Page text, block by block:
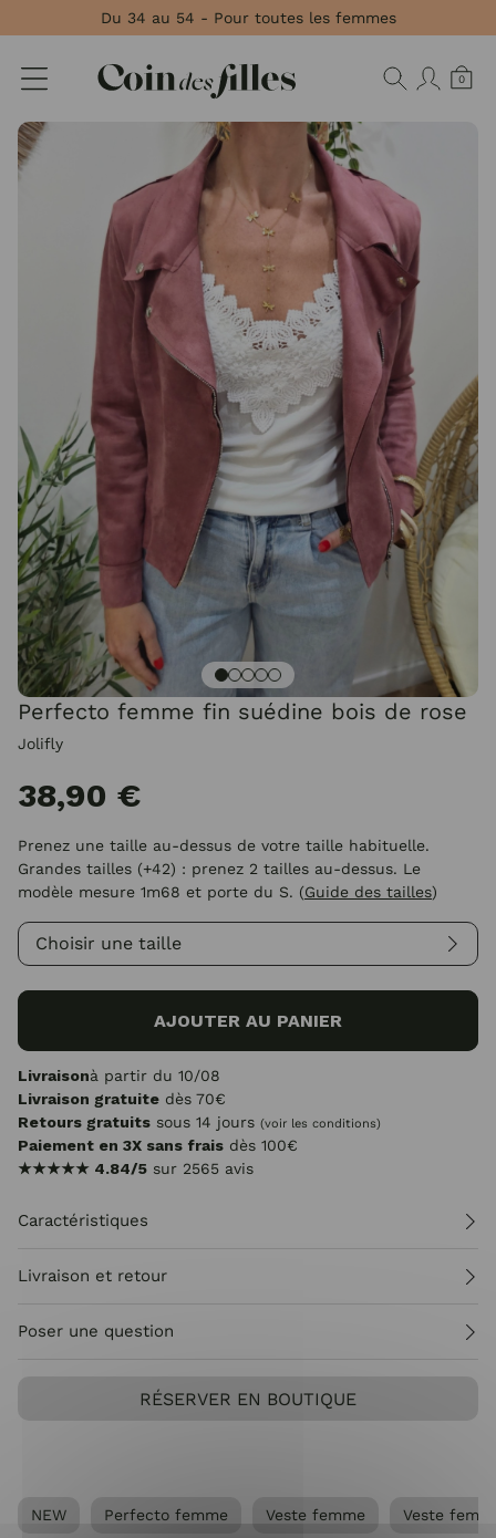
Du 34 au 54 - Pour toutes les femmes
0
Perfecto femme fin suédine bois de rose
Jolifly
38,90 €
Prenez une taille au-dessus de votre taille habituelle.
Grandes tailles (+42) : prenez 2 tailles au-dessus. Le
modèle mesure 1m68 et porte du S. (Guide des tailles)
Choisir une taille
AJOUTER AU PANIER
Livraisonà partir du 10/08
Livraison gratuite dès 70€
Retours gratuits sous 14 jours (voir les conditions)
Paiement en 3X sans frais dès 100€
★★★★★ 4.84/5 sur 2565 avis
Caractéristiques
Livraison et retour
Poser une question
RÉSERVER EN BOUTIQUE
NEW Perfecto femme Veste femme Veste
Panneau de gestion des cookies